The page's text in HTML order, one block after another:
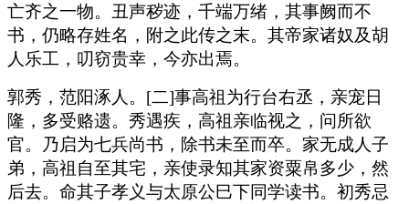
亡齐之一物。丑声秽迹，千端万绪，其事阙而不
书，仍略存姓名，附之此传之末。其帝家诸奴及胡
人乐工，叨窃贵幸，今亦出焉。
郭秀，范阳涿人。[二]事高祖为行台右丞，亲宠日
隆，多受赂遗。秀遇疾，高祖亲临视之，问所欲
官。乃启为七兵尚书，除书未至而卒。家无成人子
弟，高祖自至其宅，亲使录知其家资粟帛多少，然
后去。命其子孝义与太原公巳下同学读书。初秀忌